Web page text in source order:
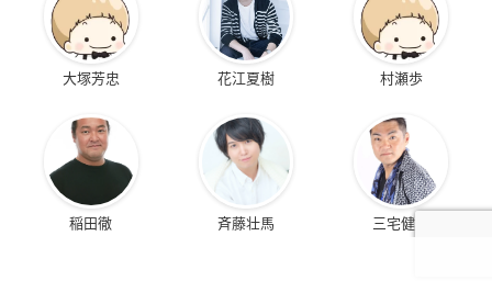
大塚芳忠 花江夏樹 村瀬歩
稲田徹 斉藤壮馬 三宅健太